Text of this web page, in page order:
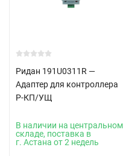
Ридан 191U0311R —
Адаптер для контроллера
Р-КП/УЩ
В наличии на центральном
складе, поставка в
г. Астана от 2 недель